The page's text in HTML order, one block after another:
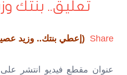
تعليق.. بنتك
Share (إعطي بنتك.. وزيد
عنوان مقطع فيديو انتشر